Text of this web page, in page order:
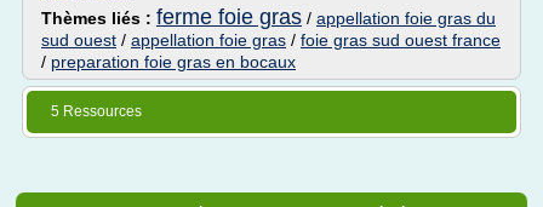
Thèmes liés : ferme foie gras / appellation foie gras du
sud ouest / appellation foie gras / foie gras sud ouest france
/ preparation foie gras en bocaux
5 Ressources